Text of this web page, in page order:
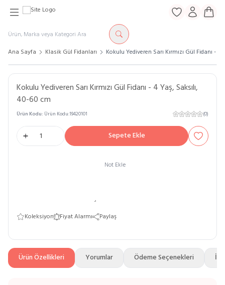
Favorilerim
Hesabım
Ana Sayfa Klasik Gül Fidanları Kokulu Yediveren Sarı Kırmızı Gül Fidanı - 4
Kokulu Yediveren Sarı Kırmızı Gül Fidanı - 4 Yaş, Saksılı,
40-60 cm
Ürün Kodu: Ürün Kodu:19420101 (0)
Sepete Ekle Favoriye
Not Ekle
Koleksiyon Fiyat Alarmı Paylaş
Ürün Özellikleri Yorumlar Ödeme Seçenekleri